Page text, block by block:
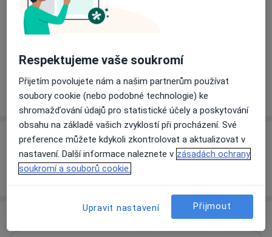
Pacienti, které ošetřuji
Dospělí
Děti
Víceo zkušenostech
Služby a ceník služeb
Jak fungují ceny?
Respektujeme vaše soukromí
Přijetím povolujete nám a našim partnerům používat
soubory cookie (nebo podobné technologie) ke
shromažďování údajů pro statistické účely a poskytování
obsahu na základě vašich zvyklostí při procházení. Své
preference můžete kdykoli zkontrolovat a aktualizovat v
nastavení. Další informace naleznete v zásadách ochrany
soukromí a souborů cookie.
Upravit nastavení Přijmout